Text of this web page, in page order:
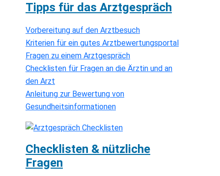
Tipps für das Arztgespräch
Vorbereitung auf den Arztbesuch
Kriterien für ein gutes Arztbewertungsportal
Fragen zu einem Arztgespräch
Checklisten für Fragen an die Ärztin und an
den Arzt
Anleitung zur Bewertung von
Gesundheitsinformationen
Checklisten & nützliche
Fragen